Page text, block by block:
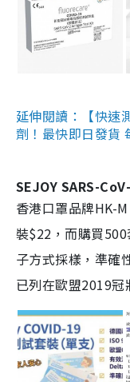
延伸閱讀：【快速
劑！最快即日發貨
SEJOY SARS-
香港口罩品牌HK-
裝$22，而購買
子方式採樣，準確
已列在歐盟2019冠